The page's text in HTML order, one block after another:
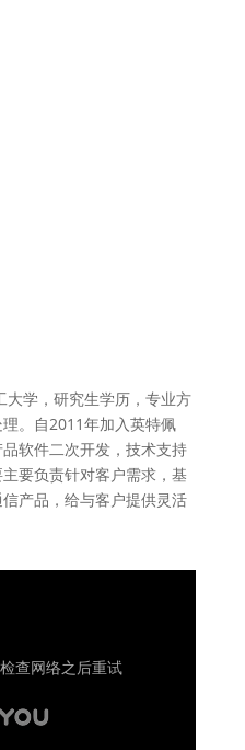
学，研究生学历，专业方
。自2011年加入英特佩
软件二次开发，技术支持
要负责针对客户需求，基
产品，给与客户提供灵活
查网络之后重试